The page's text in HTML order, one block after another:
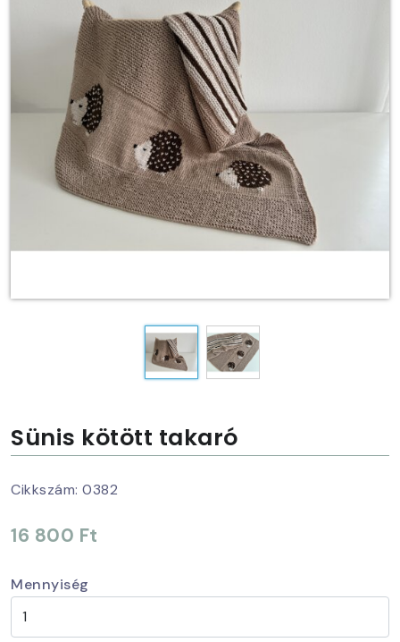
Sünis kötött takaró
Cikkszám: 0382
16 800 Ft
Mennyiség